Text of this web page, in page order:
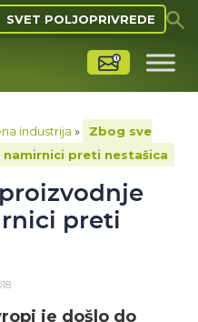
SVET POLJOPRIVREDE
industrija »
Zbog sve
preti nestašica
preti
je došlo do